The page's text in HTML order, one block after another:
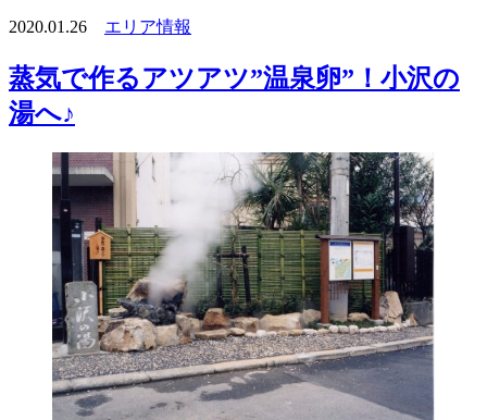
2020.01.26 エリア情報
蒸気で作るアツアツ”温泉卵”！小沢の
湯へ♪